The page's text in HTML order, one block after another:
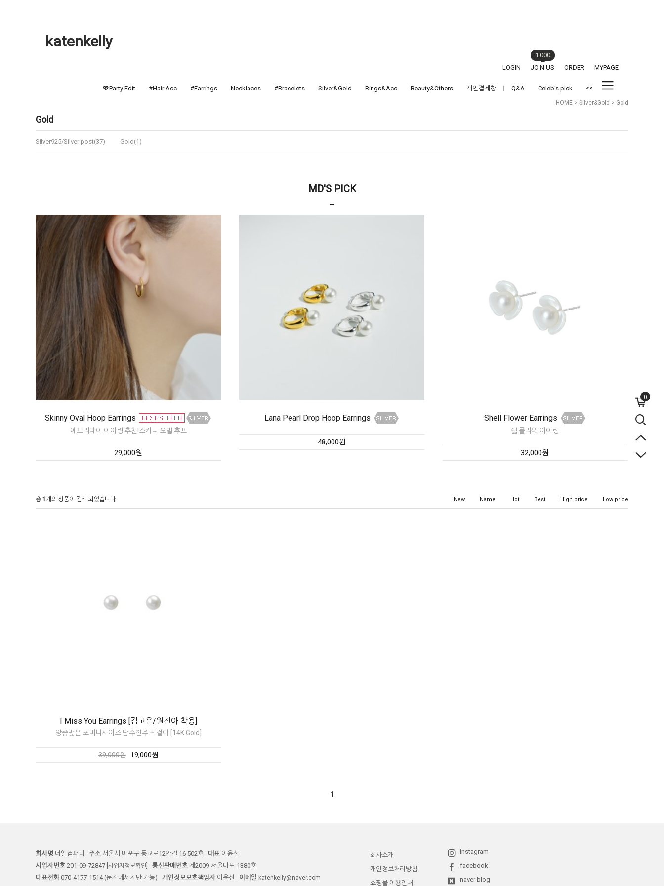
katenkelly
LOGIN JOIN US
1,000
ORDER
MYPAGE
💖Party Edit #Hair Acc #Earrings Necklaces #Bracelets Silver&Gold Rings&Acc Beauty&Others 개인결제창 Q&A Celeb's pick <<
0
HOME > Silver&Gold > Gold
Gold
Silver925/Silver post(37) Gold(1)
MD'S PICK
Skinny Oval Hoop Earrings
에브리데이 이어링 추천!스키니 오벌 후프
29,000원
Lana Pearl Drop Hoop Earrings
48,000원
Shell Flower Earrings
쉘 플라워 이어링
32,000원
총 1 개의 상품이 검색 되었습니다. New Name Hot Best High price Low price
I Miss You Earrings [김고은/원진아 착용]
앙증맞은 초미니사이즈 담수진주 귀걸이 [14K Gold]
39,000원 19,000원
1
회사명 더엘컴퍼니 주소 서울시 마포구 동교로12안길 16 502호 대표 이윤선
사업자번호 201-09-72847 [사업자정보확인] 통신판매번호 제2009-서울마포-1380호
대표전화 070-4177-1514 (문자메세지만 가능) 개인정보보호책임자 이윤선 이메일 katenkelly@naver.com
회사소개
개인정보처리방침
쇼핑몰 이용안내
instagram
facebook
naver blog